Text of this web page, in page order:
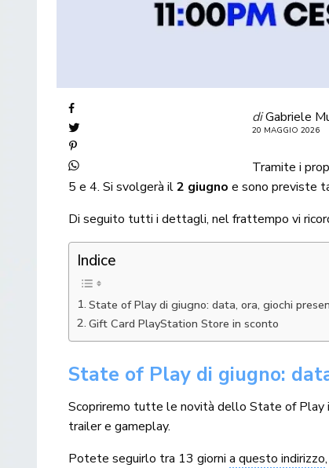
diGabriele
20 MAGGIO 2026
Tramite i
5 e 4. Si svolgerà il2 giugno e sono previste
Di seguito tutti i dettagli, nel frattempo vi
Indice
State of Play di giugno: data, ora, giochi
Gift Card PlayStation Store in sconto
State of Play di giugno:
Scopriremo tutte le novità dello State of Play
trailer e gameplay.
Potete seguirlo tra 13 giornia questo indirizzo